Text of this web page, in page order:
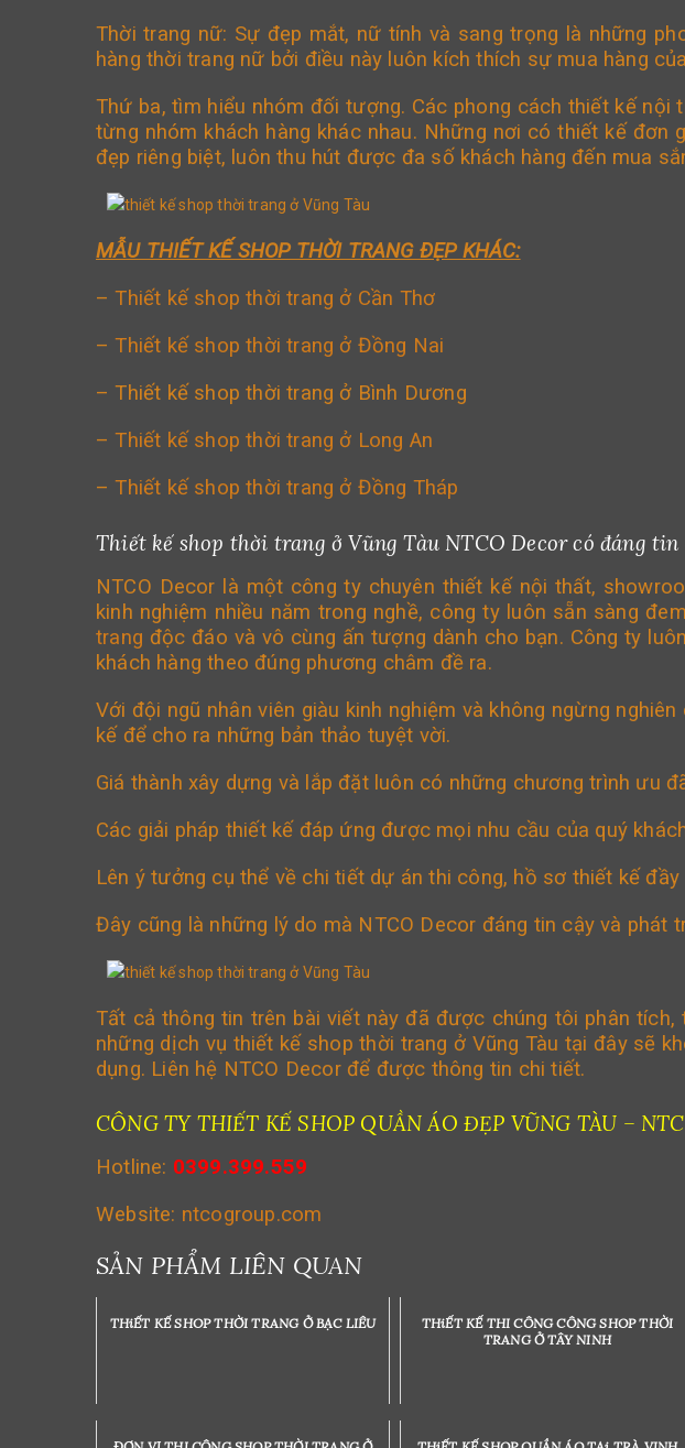
Thời trang nữ: Sự đẹp mắt, nữ tính và sang trọng là những
hàng thời trang nữ bởi điều này luôn kích thích sự mua hàng
Thứ ba, tìm hiểu nhóm đối tượng. Các phong cách thiết kế nội
từng nhóm khách hàng khác nhau. Những nơi có thiết kế đơn
đẹp riêng biệt, luôn thu hút được đa số khách hàng đến mua
MẪU THIẾT KẾ SHOP THỜI TRANG ĐẸP KHÁC:
–Thiết kế shop thời trang ở Cần Thơ
–Thiết kế shop thời trang ở Đồng Nai
– Thiết kế shop thời trang ở Bình Dương
–Thiết kế shop thời trang ở Long An
–Thiết kế shop thời trang ở Đồng Tháp
Thiết kế shop thời trang ở Vũng Tàu NTCO Decor có đáng tin
NTCO Decor là một công ty chuyên thiết kế nội thất,
kinh nghiệm nhiều năm trong nghề, công ty luôn sẵn sàng
trang độc đáo và vô cùng ấn tượng dành cho bạn. Công ty
khách hàng theo đúng phương châm đề ra.
Với đội ngũ nhân viên giàu kinh nghiệm và không ngừng
kế để cho ra những bản thảo tuyệt vời.
Giá thành xây dựng và lắp đặt luôn có những chương trình ưu
Các giải pháp thiết kế đáp ứng được mọi nhu cầu của quý
Lên ý tưởng cụ thể về chi tiết dự án thi công, hồ sơ thiết kế
Đây cũng là những lý do mà NTCO Decor đáng tin cậy và phát
Tất cả thông tin trên bài viết này đã được chúng tôi phân tích,
những dịch vụ thiết kế shop thời trang ở Vũng Tàu tại đây sẽ
dụng. Liên hệ NTCO Decor để được thông tin chi tiết.
CÔNG TY THIẾT KẾ SHOP QUẦN ÁO ĐẸP VŨNG TÀU –
Hotline: 0399.399.559
Website: ntcogroup.com
SẢN PHẨM LIÊN QUAN
THiẾT KẾ SHOP THỜI TRANG Ở BẠC LIÊU
THiẾT KẾ THI CÔNG CÔNG SHOP THỜI
TRANG Ở TÂY NINH